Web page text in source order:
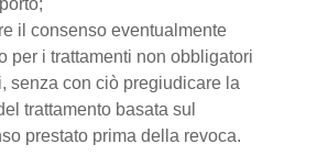
il consenso eventualmente
per i trattamenti non obbligatori
senza con ciò pregiudicare la
trattamento basata sul
prestato prima della revoca.